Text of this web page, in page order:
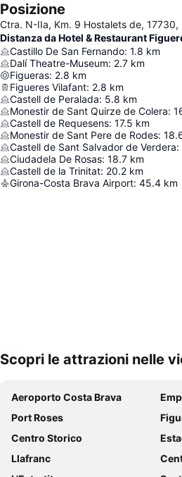
Posizione
Ctra. N-IIa, Km. 9 Hostalets de, 17730,
Distanza da Hotel & Restaurant
Castillo De San Fernando: 1.8 km
Dalí Theatre-Museum: 2.7 km
Figueras: 2.8 km
Figueres Vilafant: 2.8 km
Castell de Peralada: 5.8 km
Monestir de Sant Quirze de Colera:
Castell de Requesens: 17.5 km
Monestir de Sant Pere de Rodes:
Castell de Sant Salvador de Verdera:
Ciudadela De Rosas: 18.7 km
Castell de la Trinitat: 20.2 km
Girona-Costa Brava Airport: 45.4 km
Espandi mappa
Scopri le attrazioni nelle
Aeroporto Costa Brava
Port Roses
Centro Storico
Llafranc